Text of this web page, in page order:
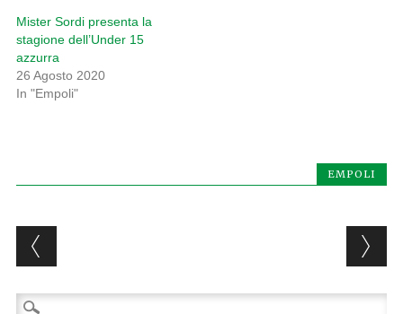
Mister Sordi presenta la
stagione dell’Under 15
azzurra
26 Agosto 2020
In "Empoli"
EMPOLI
Post navigation
Ricerca